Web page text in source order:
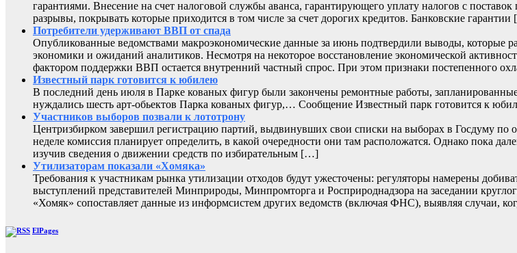
гарантиями. Внесение на счет налоговой службы аванса, гарантирующего уплату налогов с
разрывы, покрывать которые приходится в том числе за счет дорогих кредитов. Банковские
Потребители удерживают ВВП от спада
Опубликованные ведомствами макроэкономические данные за июнь подтвердили выводы, которые
экономики и ожиданий аналитиков. Несмотря на некоторое восстановление экономической
фактором поддержки ВВП остается внутренний частный спрос. При этом признаки постепенного
Известный парк готовится к юбилею
В последний день июля в Парке кованых фигур были закончены ремонтные работы,
нуждались шесть арт-обьектов Парка кованых фигур,… Сообщение Известный парк готовится
Участников выборов позвали к лототрону
Центризбирком завершил регистрацию партий, выдвинувших свои списки на выборах в Госдуму по
неделе комиссия планирует определить, в какой очередности они там расположатся. Однако пока
изучив сведения о движении средств по избирательным […]
Утилизаторам показали «Хомяка»
Требования к участникам рынка утилизации отходов будут ужесточены: регуляторы намерены
выступлений представителей Минприроды, Минпромторга и Росприроднадзора на заседании
«Хомяк» сопоставляет данные из информсистем других ведомств (включая ФНС), выявляя случаи,
ElPages